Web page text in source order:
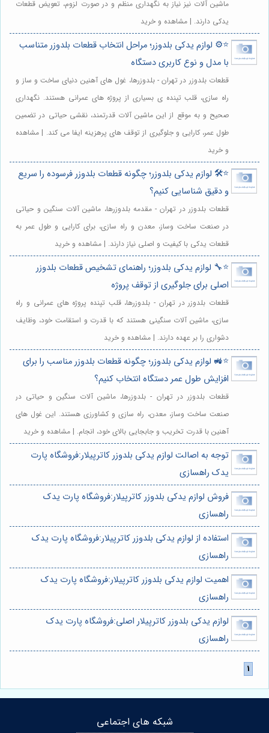
ماشین آلات نیز نیاز به نگهداری منظم و در صورت لزوم، تعویض قطعات
یدکی دارند. | مشاهده و خرید
⭐️⚙️ لوازم یدکی بلدوزر؛ مراحل انتخاب قطعات بلدوزر متناسب
با مدل و نوع کاربری دستگاه
قطعات بلدوزر در تهران - بلدوزرها، غول های آهنین دنیای ساخت و ساز و
راه سازی، قلب تپنده ی بسیاری از پروژه های عمرانی هستند. نگهداری
صحیح و به موقع از این ماشین آلات قدرتمند، نقشی حیاتی در تضمین
طول عمر، کارایی و جلوگیری از توقف های پرهزینه ایفا می کند. | مشاهده
و خرید
⭐️🛠️ لوازم یدکی بلدوزر؛ چگونه قطعات بلدوزر فرسوده را سریع
و دقیق شناسایی کنیم؟
قطعات بلدوزر در تهران - مقدمه بلدوزرها، ماشین آلات سنگین و حیاتی
در صنعت ساخت وساز، معدن و راه سازی، برای کارایی و طول عمر به
قطعات یدکی با کیفیت و اصلی نیاز دارند. | مشاهده و خرید
⭐️🔧 لوازم یدکی بلدوزر؛ راهنمای تشخیص قطعات بلدوزر
اصلی برای جلوگیری از توقف پروژه
قطعات بلدوزر در تهران - بلدوزرها، قلب تپنده پروژه های عمرانی و راه
سازی، ماشین آلات سنگینی هستند که با قدرت و استقامت خود، وظایف
دشواری را بر عهده دارند. | مشاهده و خرید
⭐️🚜 لوازم یدکی بلدوزر؛ چگونه قطعات بلدوزر مناسب را برای
افزایش طول عمر دستگاه انتخاب کنیم؟
قطعات بلدوزر در تهران - بلدوزرها، ماشین آلات سنگین و حیاتی در
صنعت ساخت وساز، معدن، راه سازی و کشاورزی هستند. این غول های
آهنین با قدرت تخریب و جابجایی بالای خود، انجام. | مشاهده و خرید
توجه به اصالت لوازم یدکی بلدوزر کاترپیلار:فروشگاه پارت
یدک راهسازی
فروش لوازم یدکی بلدوزر کاترپیلار:فروشگاه پارت یدک
راهسازی
استفاده از لوازم یدکی بلدوزر کاترپیلار:فروشگاه پارت یدک
راهسازی
اهمیت لوازم یدکی بلدوزر کاترپیلار:فروشگاه پارت یدک
راهسازی
لوازم یدکی بلدوزر کاترپیلار اصلی:فروشگاه پارت یدک
راهسازی
شبکه های اجتماعی